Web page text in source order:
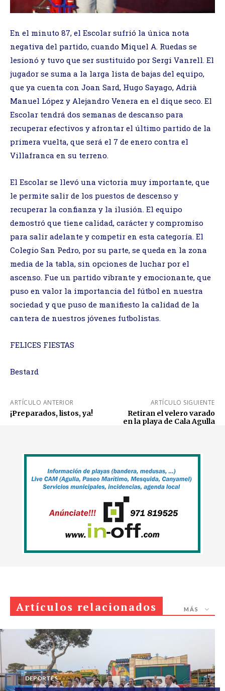
En el minuto 87, el Escolar sufrió la única nota
negativa del partido, cuando Miquel A. Ruedas se
lesionó y tuvo que ser sustituido por Sergi Vanrell. El
jugador se suma a la larga lista de bajas del equipo,
que ya cuenta con Joan Sard, Hugo Sayago, Adrià
Manuel López y Alejandro Venera en el dique seco. El
Escolar tendrá dos semanas de descanso para
recuperar efectivos y afrontar el último partido de la
primera vuelta, que será el 7 de enero contra el
Villafranca en su terreno.
El Escolar se llevó una victoria muy importante, que
le permite salir de los puestos de descenso y
recuperar la confianza y la ilusión. El equipo
demostró que tiene calidad, carácter y compromiso
para salir adelante y competir en esta categoría. El
Colegio San Pedro, por su parte, se queda en la zona
media de la tabla, sin opciones de luchar por el
ascenso. Fue un partido vibrante y emocionante, que
puso en valor la importancia del fútbol en nuestra
sociedad y que puso de manifiesto la calidad de la
cantera de nuestros jóvenes futbolistas.
FELICES FIESTAS
Bestard
ARTÍCULO ANTERIOR
¡Preparados, listos, ya!
ARTÍCULO SIGUIENTE
Retiran el velero varado
en la playa de Cala Agulla
Artículos relacionados MÁS
DEPORTES